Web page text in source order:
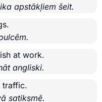
apstākļiem šeit.
at work.
angliski.
traffic.
satiksmē.